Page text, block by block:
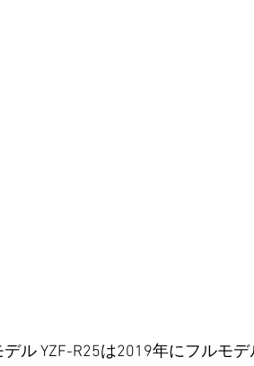
ル YZF-R25は2019年にフルモ